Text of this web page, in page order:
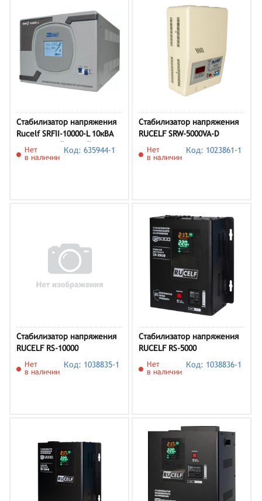
Стабилизатор напряжения
Rucelf SRFII-10000-L 10кВА
однофазный белый
Нет
в наличии
Код: 635944-1
Стабилизатор напряжения
RUCELF SRW-5000VA-D
Нет
в наличии
Код: 1023861-1
Стабилизатор напряжения
RUCELF RS-10000
Нет
в наличии
Код: 1038835-1
Стабилизатор напряжения
RUCELF RS-5000
Нет
в наличии
Код: 1038836-1